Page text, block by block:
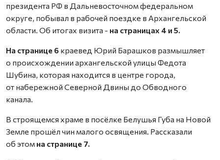
президента РФ в Дальневосточном федеральном
округе, побывал в рабочей поездке в Архангельской
области. Об итогах визита - на страницах 4 и 5.
На странице 6 краевед Юрий Барашков размышляет
о происхождении архангельской улицы Федота
Шубина, которая находится в центре города,
от набережной Северной Двины до Обводного
канала.
В строящемся храме в посёлке Белушья Губа на Новой
Земле прошёл чин малого освящения. Рассказали
об этом на странице 7.